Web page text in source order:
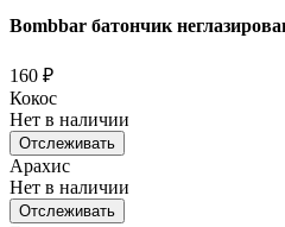
Bombbar батончик
160 ₽
Кокос
Нет в наличии
Отслеживать
Арахис
Нет в наличии
Отслеживать